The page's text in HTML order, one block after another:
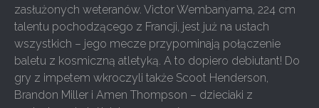
zasłużonych weteranów. Victor Wembanyama, 224 cm
talentu pochodzącego z Francji, jest już na ustach
wszystkich – jego mecze przypominają połączenie
baletu z kosmiczną atletyką. A to dopiero debiutant! Do
gry z impetem wkroczyli także Scoot Henderson,
Brandon Miller i Amen Thompson – dzieciaki z